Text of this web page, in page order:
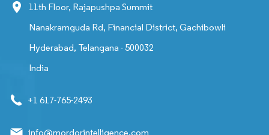
11th Floor, Rajapushpa Summit
Nanakramguda Rd, Financial District, Gachibowli
Hyderabad, Telangana - 500032
India
+1 617-765-2493
info@mordorintelligence.com